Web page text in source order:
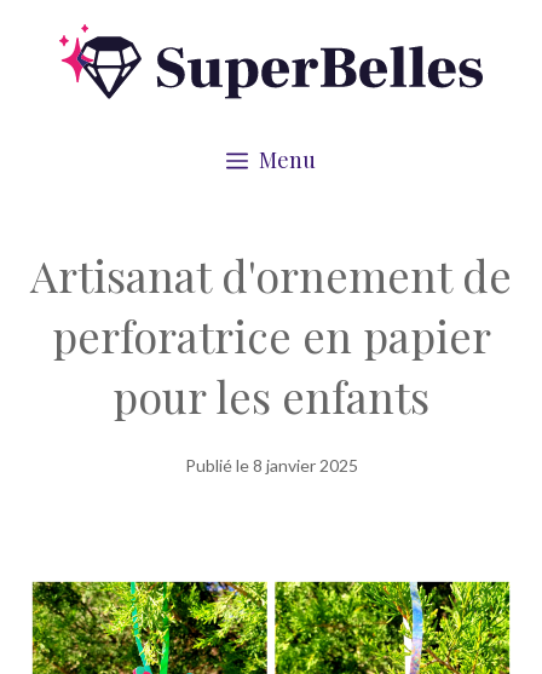
Menu
Artisanat d'ornement de
perforatrice en papier
pour les enfants
Publié le8 janvier 2025